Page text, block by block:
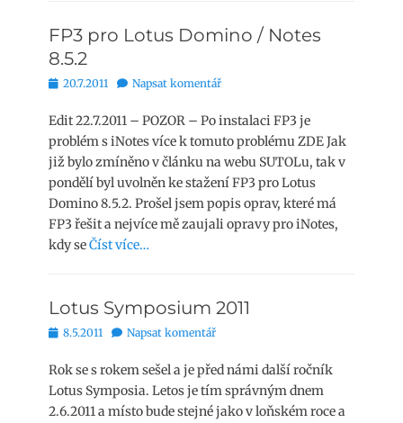
FP3 pro Lotus Domino / Notes
8.5.2
Publikováno
20.7.2011 Napsat komentář
Edit 22.7.2011 – POZOR – Po instalaci FP3 je
problém s iNotes více k tomuto problému ZDE Jak
již bylo zmíněno v článku na webu SUTOLu, tak v
pondělí byl uvolněn ke stažení FP3 pro Lotus
Domino 8.5.2. Prošel jsem popis oprav, které má
FP3 řešit a nejvíce mě zaujali opravy pro iNotes,
kdy seČíst více…
Lotus Symposium 2011
Publikováno
8.5.2011 Napsat komentář
Rok se s rokem sešel a je před námi další ročník
Lotus Symposia. Letos je tím správným dnem
2.6.2011 a místo bude stejné jako v loňském roce a